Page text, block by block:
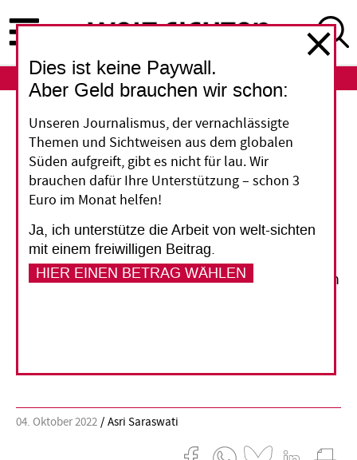
zum
Inhalt
ABO
Indonesien
Der Laufsteg auf
Jakartas Straßen
Wer jung ist und wenig Geld hat in Indonesiens
Hauptstadt Jakarta, hat nicht viel zu melden.
Einige Jugendliche aus ärmeren Vororten wollen
04. Oktober 2022 Asri Saraswati
Dies ist keine Paywall.
Aber Geld brauchen wir schon:
Unseren Journalismus, der vernachlässigte
Themen und Sichtweisen aus dem globalen
Süden aufgreift, gibt es nicht für lau. Wir
brauchen dafür Ihre Unterstützung – schon 3
Euro im Monat helfen!
Ja, ich unterstütze die Arbeit von welt-sichten
mit einem freiwilligen Beitrag.
HIER EINEN BETRAG WÄHLEN